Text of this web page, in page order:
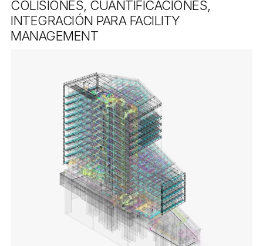
COLISIONES, CUANTIFICACIONES,
INTEGRACIÓN PARA FACILITY
MANAGEMENT